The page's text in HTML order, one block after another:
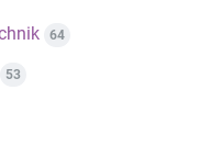
64
53